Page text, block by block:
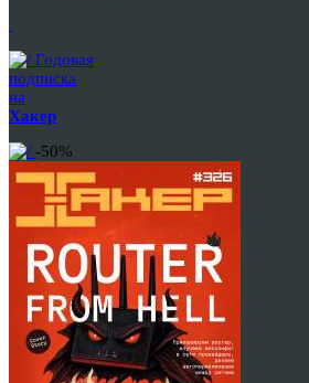
Годовая
подписка
на
Хакер
-50%